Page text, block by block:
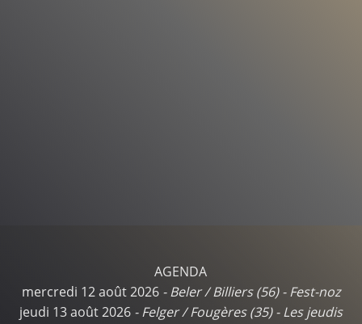
AGENDA
mercredi 12 août 2026 -Beler / Billiers (56) - Fest-noz
jeudi 13 août 2026 -Felger / Fougères (35) - Les jeudis